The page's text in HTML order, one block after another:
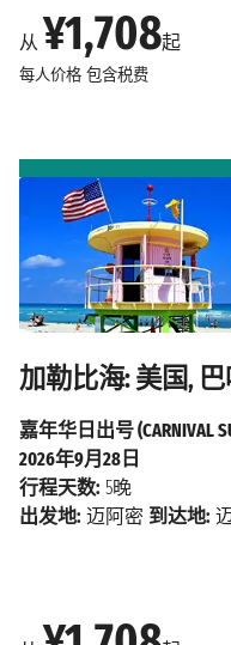
从 ¥1,708起
每人价格 包含税费
加勒比海: 美国,
嘉年华日出号 (CARNIVAL
2026年9月28日
行程天数: 5晚
出发地: 迈阿密 到达地: